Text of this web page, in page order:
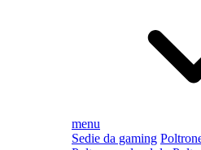
menu
Sedie da gaming